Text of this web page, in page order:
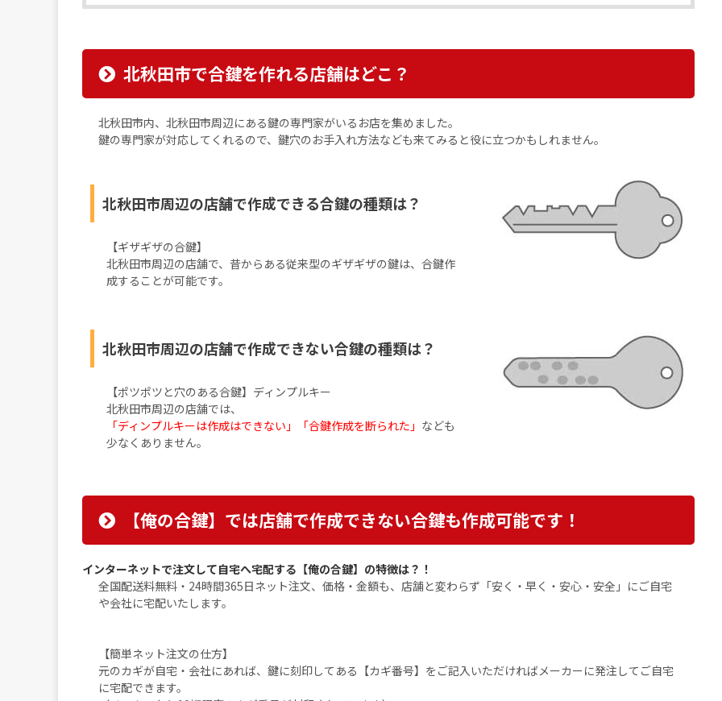
北秋田市で合鍵を作れる店舗はどこ？
北秋田市内、北秋田市周辺にある鍵の専門家がいるお店を集めました。
鍵の専門家が対応してくれるので、鍵穴のお手入れ方法なども来てみると役に立つかもしれません。
北秋田市周辺の店舗で作成できる合鍵の種類は？
【ギザギザの合鍵】
北秋田市周辺の店舗で、昔からある従来型のギザギザの鍵は、合鍵作
成することが可能です。
北秋田市周辺の店舗で作成できない合鍵の種類は？
【ポツポツと穴のある合鍵】ディンプルキー
北秋田市周辺の店舗では、
「ディンプルキーは作成はできない」「合鍵作成を断られた」 なども
少なくありません。
【俺の合鍵】では店舗で作成できない合鍵も作成可能です！
インターネットで注文して自宅へ宅配する【俺の合鍵】の特徴は？！
全国配送料無料・24時間365日ネット注文、価格・金額も、店舗と変わらず「安く・早く・安心・安全」にご自宅
や会社に宅配いたします。
【簡単ネット注文の仕方】
元のカギが自宅・会社にあれば、鍵に刻印してある【カギ番号】をご記入いただければメーカーに発注してご自宅
に宅配できます。